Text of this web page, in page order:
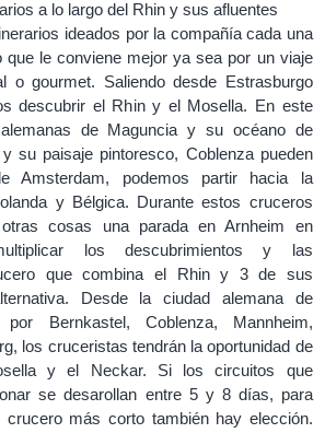
a lo largo del Rhin y sus afluentes
ideados por la compañía cada una
que le conviene mejor ya sea por un viaje
o gourmet. Saliendo desde Estrasburgo
descubrir el Rhin y el Mosella. En este
de Maguncia y su océano de
su paisaje pintoresco, Coblenza pueden
Amsterdam, podemos partir hacia la
y Bélgica. Durante estos cruceros
cosas una parada en Arnheim en
los descubrimientos y las
que combina el Rhin y 3 de sus
Desde la ciudad alemana de
por Bernkastel, Coblenza, Mannheim,
los cruceristas tendrán la oportunidad de
y el Neckar. Si los circuitos que
se desarollan entre 5 y 8 días, para
más corto también hay elección.